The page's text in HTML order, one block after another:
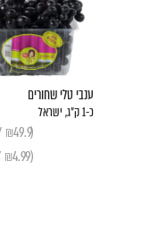
ענבי טלי שחורים
כ-1 ק"ג, ישראל
(₪49.9 / מארז)
(₪4.99 / 100 גרם)